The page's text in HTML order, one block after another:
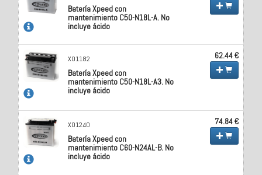
Batería Xpeed con
mantenimiento C50-N18L-A. No
incluye ácido
X01182
Batería Xpeed con
mantenimiento C50-N18L-A3. No
incluye ácido
62.44 €
X01240
Batería Xpeed con
mantenimiento C60-N24AL-B. No
incluye ácido
74.84 €